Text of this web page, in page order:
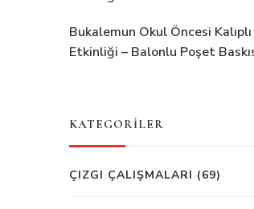
Bukalemun Okul Öncesi
Etkinliği – Balonlu Poşet
KATEGORİLER
ÇIZGI ÇALIŞMALARI (69)